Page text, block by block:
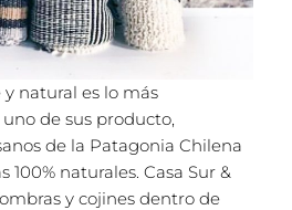
natural es lo más
de sus producto,
de la Patagonia Chilena
100% naturales. Casa Sur &
y cojines dentro de